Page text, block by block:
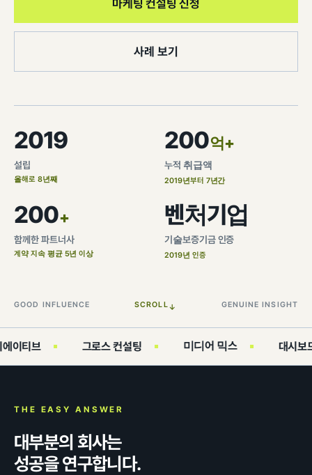
마케팅 컨설팅 신청
사례 보기
2019
설립
올해로 8년째
200억+
누적 취급액
2019년부터 7년간
200+
함께한 파트너사
계약 지속 평균 5년 이상
벤처기업
기술보증기금 인증
2019년 인증
GOOD INFLUENCE SCROLL ↓ GENUINE INSIGHT
그로스 컨설팅 미디어 믹스 대시보드 구축
THE EASY ANSWER
대부분의 회사는
성공을 연구합니다.